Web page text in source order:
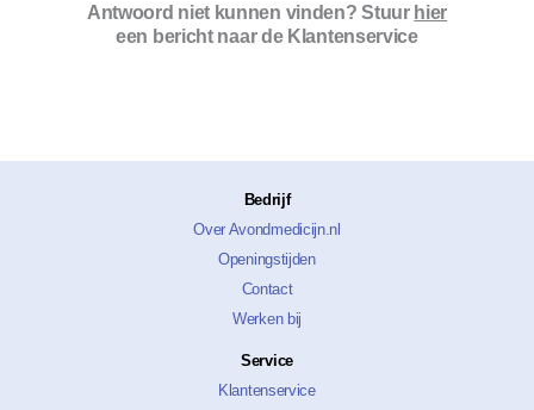
Antwoord niet kunnen vinden? Stuur hier
een bericht naar de Klantenservice
Bedrijf
Over Avondmedicijn.nl
Openingstijden
Contact
Werken bij
Service
Klantenservice